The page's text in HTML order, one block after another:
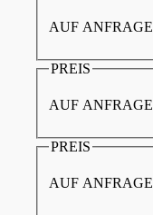
AUF ANFRAGE
PREIS
AUF ANFRAGE
PREIS
AUF ANFRAGE